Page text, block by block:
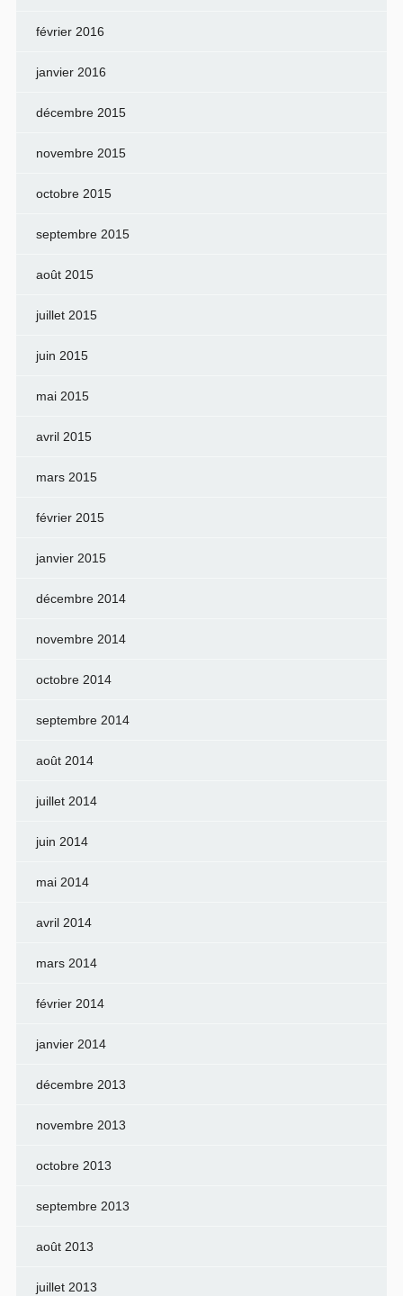
février 2016
janvier 2016
décembre 2015
novembre 2015
octobre 2015
septembre 2015
août 2015
juillet 2015
juin 2015
mai 2015
avril 2015
mars 2015
février 2015
janvier 2015
décembre 2014
novembre 2014
octobre 2014
septembre 2014
août 2014
juillet 2014
juin 2014
mai 2014
avril 2014
mars 2014
février 2014
janvier 2014
décembre 2013
novembre 2013
octobre 2013
septembre 2013
août 2013
juillet 2013